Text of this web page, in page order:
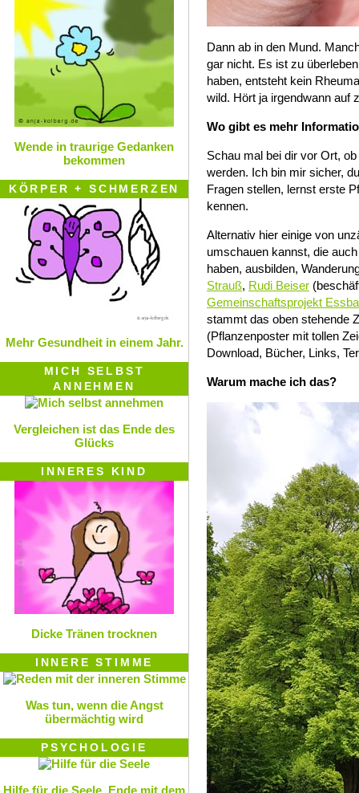
Dann ab in den Mund.
gar nicht. Es ist zu
haben, entsteht kein
wild. Hört ja irgendwann auf
Wo gibt es mehr
Schau mal bei dir vor Ort,
werden. Ich bin mir sicher,
Fragen stellen, lernst erste
kennen.
Alternativ hier einige von
umschauen kannst, die
haben, ausbilden,
Strauß, Rudi Beiser
Gemeinschaftsprojekt
stammt das oben stehende
(Pflanzenposter mit tollen
Download, Bücher, Links,
Warum mache ich das?
Wende in traurige Gedanken
bekommen
KÖRPER + SCHMERZEN
Mehr Gesundheit in einem Jahr.
MICH SELBST
ANNEHMEN
Vergleichen ist das Ende des
Glücks
INNERES KIND
Dicke Tränen trocknen
INNERE STIMME
Was tun, wenn die Angst
übermächtig wird
PSYCHOLOGIE
Hilfe für die Seele. Ende mit dem